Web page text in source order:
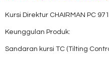
Kursi Direktur CHAIRMAN PC
Keunggulan Produk:
Sandaran kursi TC (Tilting